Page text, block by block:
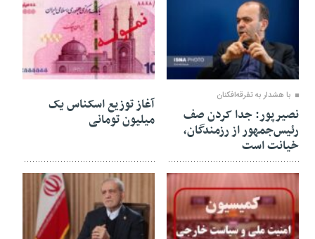
16 اسفند 1404
با هشدار به تفرقه‌افکنان
نصیرپور: جدا کردن صف
رئیس‌جمهور از رزمندگان،
خیانت است
12 اسفند 1404
آغاز توزیع اسکناس یک
میلیون تومانی